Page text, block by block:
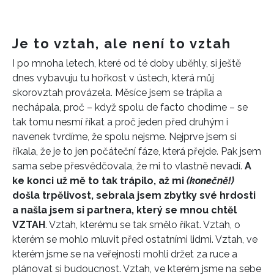
Je to vztah, ale není to vztah
I po mnoha letech, které od té doby uběhly, si ještě
dnes vybavuju tu hořkost v ústech, která můj
skorovztah provázela. Měsíce jsem se trápila a
nechápala, proč – když spolu de facto chodíme – se
tak tomu nesmí říkat a proč jeden před druhým i
navenek tvrdíme, že spolu nejsme. Nejprve jsem si
říkala, že je to jen počáteční fáze, která přejde. Pak jsem
sama sebe přesvědčovala, že mi to vlastně nevadí. A
ke konci už mě to tak trápilo, až mi (konečně!)
došla trpělivost, sebrala jsem zbytky své hrdosti
a našla jsem si partnera, který se mnou chtěl
VZTAH. Vztah, kterému se tak smělo říkat. Vztah, o
kterém se mohlo mluvit před ostatními lidmi. Vztah, ve
kterém jsme se na veřejnosti mohli držet za ruce a
plánovat si budoucnost. Vztah, ve kterém jsme na sebe